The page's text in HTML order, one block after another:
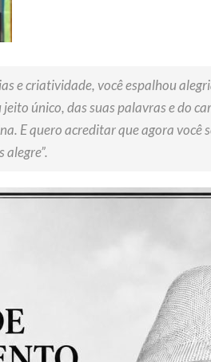
e criatividade, você espalhou
único, das suas palavras e do
E quero acreditar que agora você
alegre”.